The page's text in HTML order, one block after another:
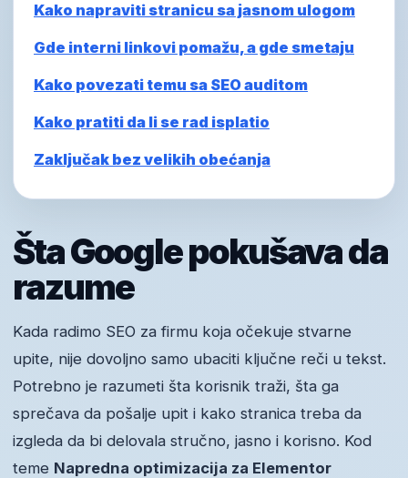
Kako napraviti stranicu sa jasnom ulogom
Gde interni linkovi pomažu, a gde smetaju
Kako povezati temu sa SEO auditom
Kako pratiti da li se rad isplatio
Zaključak bez velikih obećanja
Šta Google pokušava da
razume
Kada radimo SEO za firmu koja očekuje stvarne
upite, nije dovoljno samo ubaciti ključne reči u tekst.
Potrebno je razumeti šta korisnik traži, šta ga
sprečava da pošalje upit i kako stranica treba da
izgleda da bi delovala stručno, jasno i korisno. Kod
teme Napredna optimizacija za Elementor